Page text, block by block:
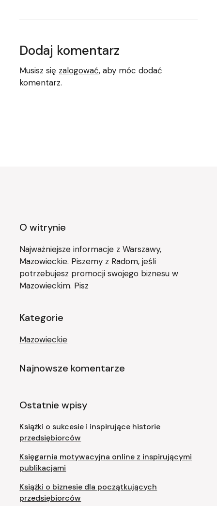
Dodaj komentarz
Musisz się zalogować, aby móc dodać
komentarz.
O witrynie
Najważniejsze informacje z Warszawy,
Mazowieckie. Piszemy z Radom, jeśli
potrzebujesz promocji swojego biznesu w
Mazowieckim. Pisz
Kategorie
Mazowieckie
Najnowsze komentarze
Ostatnie wpisy
Książki o sukcesie i inspirujące historie
przedsiębiorców
Księgarnia motywacyjna online z inspirującymi
publikacjami
Książki o biznesie dla początkujących
przedsiębiorców